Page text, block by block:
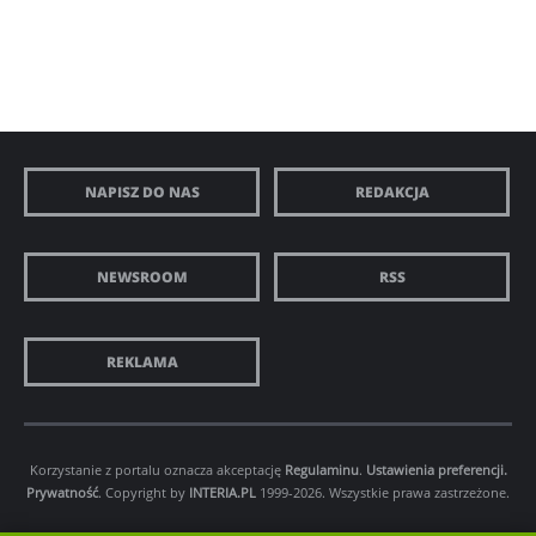
NAPISZ DO NAS REDAKCJA
NEWSROOM RSS
REKLAMA
Korzystanie z portalu oznacza akceptację Regulaminu. Ustawienia preferencji.
Prywatność. Copyright by INTERIA.PL 1999-2026. Wszystkie prawa zastrzeżone.